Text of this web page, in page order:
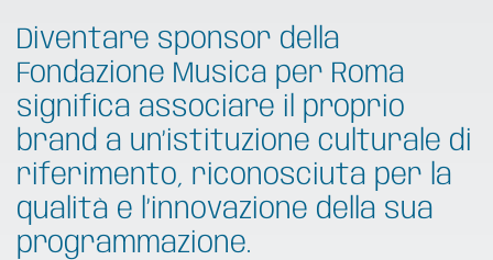
Diventare sponsor della
Fondazione Musica per Roma
significa associare il proprio
brand a un’istituzione culturale di
riferimento, riconosciuta per la
qualità e l’innovazione della sua
programmazione.